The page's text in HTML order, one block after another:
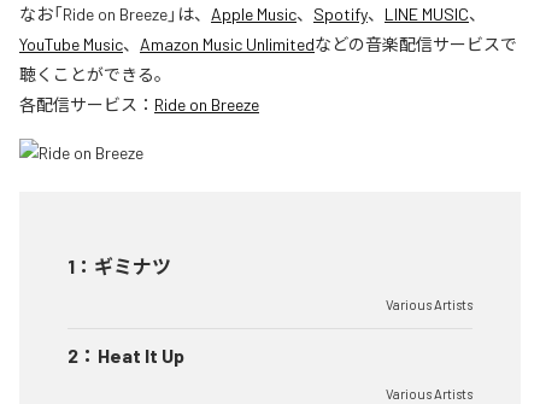
なお「Ride on Breeze」は、 Apple Music、 Spotify、 LINE MUSIC、
YouTube Music、 Amazon Music Unlimitedなどの音楽配信サービスで
聴くことができる。
各配信サービス： Ride on Breeze
1 ： ギミナツ
Various Artists
2 ： Heat It Up
Various Artists